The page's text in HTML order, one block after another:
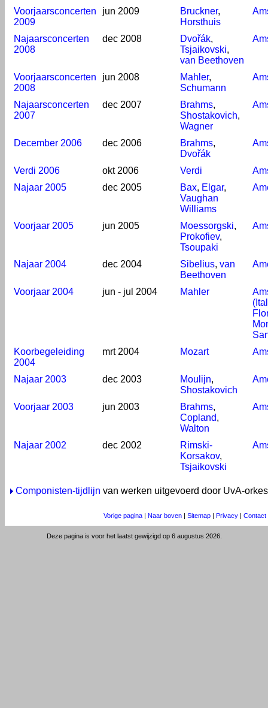
Voorjaarsconcerten
2009
jun 2009 Bruckner,
Horsthuis
Najaarsconcerten
2008
dec 2008 Dvořák,
Tsjaikovski,
van Beethoven
Voorjaarsconcerten
2008
jun 2008 Mahler,
Schumann
Najaarsconcerten
2007
dec 2007 Brahms,
Shostakovich,
Wagner
December 2006 dec 2006 Brahms,
Dvořák
Verdi 2006 okt 2006 Verdi
Najaar 2005
dec 2005 Bax, Elgar,
Vaughan
Williams
Voorjaar 2005 jun 2005 Moessorgski,
Prokofiev,
Tsoupaki
Najaar 2004 dec 2004 Sibelius, van
Beethoven
Voorjaar 2004 jun - jul 2004 Mahler
Koorbegeleiding
2004
mrt 2004 Mozart
Najaar 2003 dec 2003 Moulijn,
Shostakovich
Voorjaar 2003 jun 2003 Brahms,
Copland,
Walton
Najaar 2002 dec 2002
Rimski-
Korsakov,
Tsjaikovski
Componisten-tijdlijn van werken uitgevoerd door UvA-
Vorige pagina | Naar boven | Sitemap | Privacy | Contact
Deze pagina is voor het laatst gewijzigd op 6 augustus 2026.